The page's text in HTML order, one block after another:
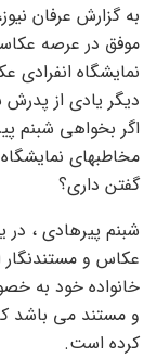
به گزارش عرفان
موفق در عرصه
نمایشگاه انفرادی
دیگر یادی از
اگر بخواهی شبنم
مخاطبهای
گفتن داری؟
شبنم پیرهادی ،
عکاس و مستندنگار
خانواده خود به
و مستند می باشد
کرده است.